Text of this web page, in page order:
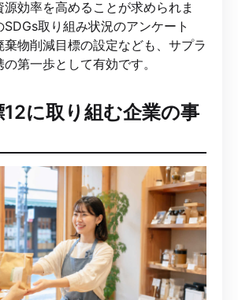
効率を高めることが求められま
取り組み状況のアンケート
物削減目標の設定なども、サプラ
第一歩として有効です。
12に取り組む企業の事